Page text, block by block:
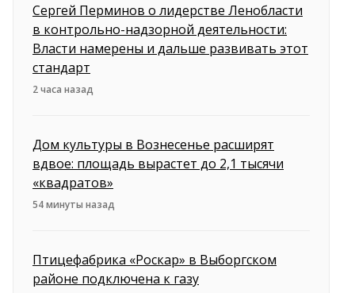
Сергей Перминов о лидерстве Ленобласти
в контрольно-надзорной деятельности:
Власти намерены и дальше развивать этот
стандарт
2 часа назад
Дом культуры в Вознесенье расширят
вдвое: площадь вырастет до 2,1 тысячи
«квадратов»
54 минуты назад
Птицефабрика «Роскар» в Выборгском
районе подключена к газу